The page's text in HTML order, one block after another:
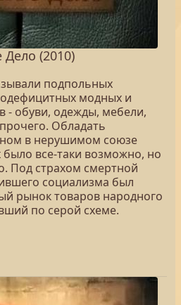
(2010)
подпольных
модных и
- обуви, одежды, мебели,
Обладать
в нерушимом союзе
все-таки возможно, но
Под страхом смертной
социализма был
рынок товаров народного
по серой схеме.